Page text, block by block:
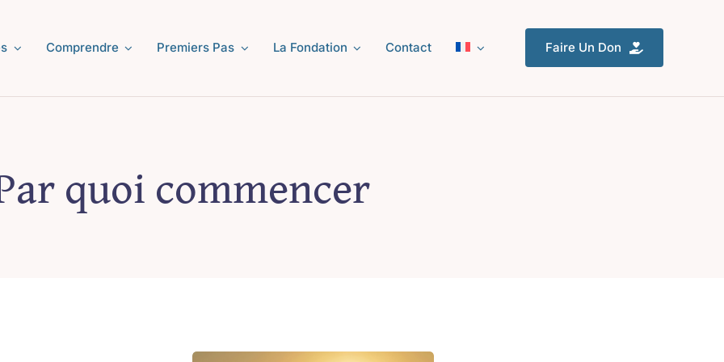
Comprendre Premiers Pas La Fondation Contact Faire Un Don
quoi commencer